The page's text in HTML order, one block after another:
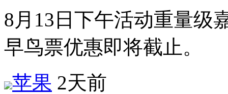
8月13日下午活动重量级
早鸟票优惠即将截止。
苹果 2天前